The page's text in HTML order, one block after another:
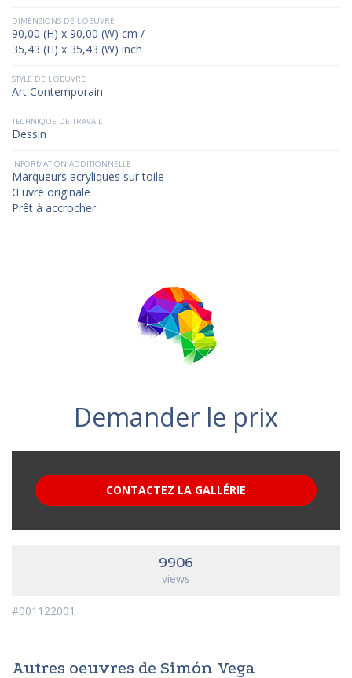
DIMENSIONS DE L'OEUVRE
90,00 (H) x 90,00 (W) cm /
35,43 (H) x 35,43 (W) inch
STYLE DE L'OEUVRE
Art Contemporain
TECHNIQUE DE TRAVAIL
Dessin
INFORMATION ADDITIONNELLE
Marqueurs acryliques sur toile
Œuvre originale
Prêt à accrocher
Demander le prix
CONTACTEZ LA GALLÉRIE
9906
views
#001122001
Autres oeuvres de Simón Vega